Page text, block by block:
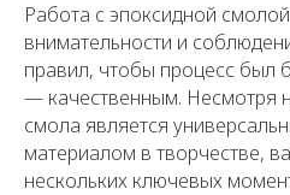
Работа с эпоксидной
внимательности и
правил, чтобы процесс был
— качественным. Несмотря
смола является
материалом в творчестве,
нескольких ключевых